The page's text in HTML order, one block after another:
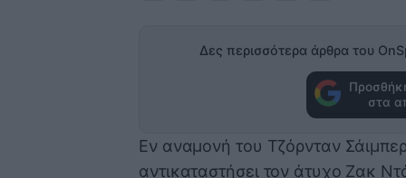
Δες περισσότερα άρθρα του
στα
Εν αναμονή του Τζόρνταν
αντικαταστήσει τον άτυχο Ζακ